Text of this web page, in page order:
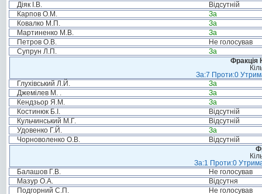
Діяк І.В.
Відсутній
Карпов О.М.
За
Ковалко М.П.
За
Мартиненко М.В.
За
Петров О.В.
Не голосував
Супрун Л.П.
За
Фракція
За:7 Проти:0
Глухівський Л.Й.
За
Джемілев М. .
За
Кендзьор Я.М.
За
Костинюк Б.І.
Відсутній
Кульчинський М.Г.
Відсутній
Удовенко Г.Й.
За
Чорноволенко О.В.
Відсутній
За:1 Проти:0
Балашов Г.В.
Не голосував
Мазур О.А.
Відсутня
Подгорний С.П.
Не голосував